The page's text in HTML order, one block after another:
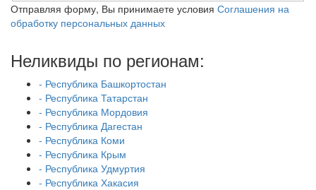
Отправляя форму, Вы принимаете условия Соглашения на
обработку персональных данных
Неликвиды по регионам:
- Республика Башкортостан
- Республика Татарстан
- Республика Мордовия
- Республика Дагестан
- Республика Коми
- Республика Крым
- Республика Удмуртия
- Республика Хакасия